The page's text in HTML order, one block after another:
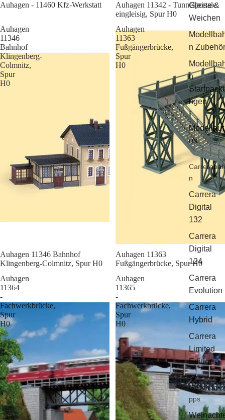
Gleise &
Weichen
n Zubehör
n
ngen
Modellaut
os
Carrerabah
n
Carrera
Digital
132
Carrera
Digital
124
Carrera
Evolution
Carrera
Hybrid
Carrera
Limited
Edition
Geschenkti
pps
Sale
Auhagen - 11460 Kfz-Werkstatt
Auhagen 11342 - Tunnelportale
eingleisig, Spur H0
Auhagen
11346
Bahnhof
Klingenberg-
Colmnitz,
Spur
H0
Sale
Auhagen 11346 Bahnhof
Klingenberg-Colmnitz, Spur H0
Auhagen
11363
Fußgängerbrücke,
Spur
H0
Sale
Auhagen 11363
Fußgängerbrücke, Spur H0
Auhagen
11364
-
Fachwerkbrücke,
Spur
H0
Auhagen
11365
-
Fachwerkbrücke,
Spur
H0